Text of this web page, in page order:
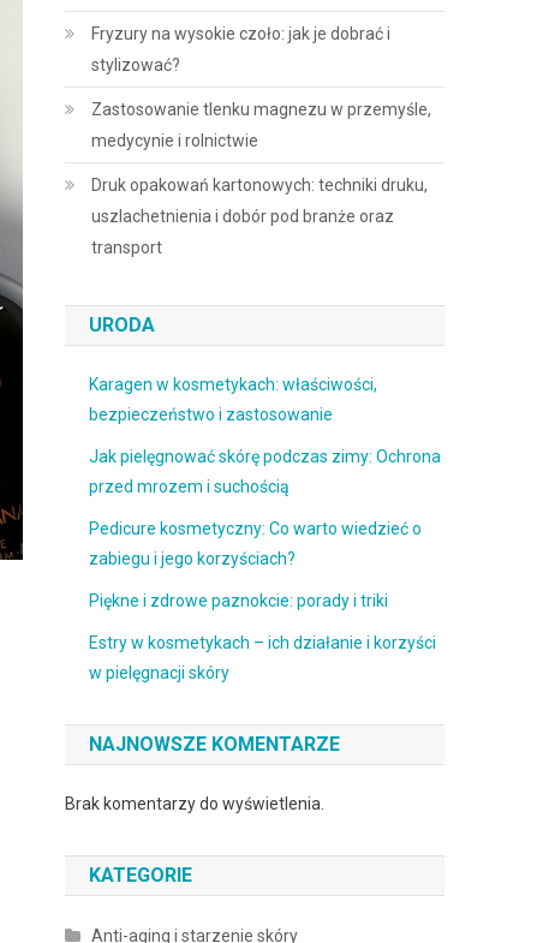
Fryzury na wysokie czoło: jak je dobrać i
stylizować?
Zastosowanie tlenku magnezu w przemyśle,
medycynie i rolnictwie
Druk opakowań kartonowych: techniki druku,
uszlachetnienia i dobór pod branże oraz
transport
URODA
Karagen w kosmetykach: właściwości,
bezpieczeństwo i zastosowanie
Jak pielęgnować skórę podczas zimy: Ochrona
przed mrozem i suchością
Pedicure kosmetyczny: Co warto wiedzieć o
zabiegu i jego korzyściach?
Piękne i zdrowe paznokcie: porady i triki
Estry w kosmetykach – ich działanie i korzyści
w pielęgnacji skóry
NAJNOWSZE KOMENTARZE
Brak komentarzy do wyświetlenia.
KATEGORIE
Anti-aging i starzenie skóry